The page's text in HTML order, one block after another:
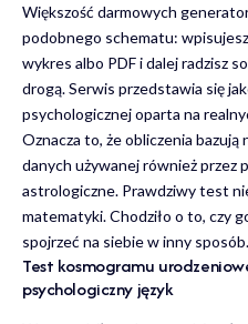
Większość darmowych
podobnego schematu:
wykres albo PDF i dalej radzisz
drogą. Serwis przedstawia się
psychologicznej oparta na
Oznacza to, że obliczenia bazują
danych używanej również przez
astrologiczne. Prawdziwy test
matematyki. Chodziło o to, czy
spojrzeć na siebie w inny sposób.
Test kosmogramu
psychologiczny język